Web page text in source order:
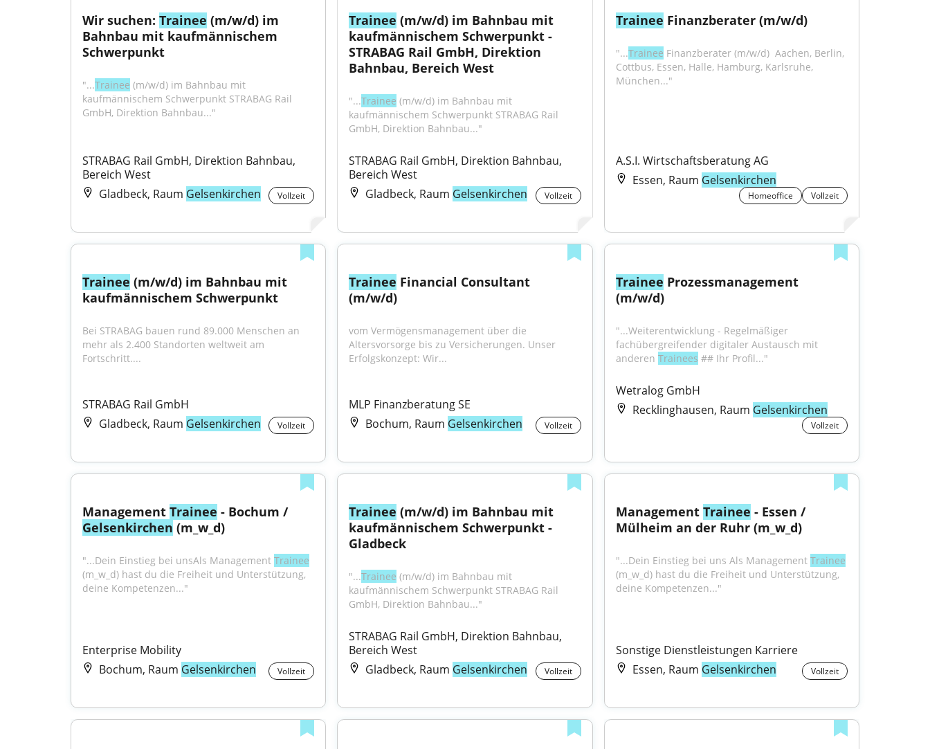
Wir suchen: Trainee (m/w/d) im
Bahnbau mit kaufmännischem
Schwerpunkt
"...Trainee (m/w/d) im Bahnbau mit
kaufmännischem Schwerpunkt STRABAG Rail
GmbH, Direktion Bahnbau..."
STRABAG Rail GmbH, Direktion Bahnbau,
Bereich West
Gladbeck, Raum Gelsenkirchen Vollzeit
Trainee (m/w/d) im Bahnbau mit
kaufmännischem Schwerpunkt -
STRABAG Rail GmbH, Direktion
Bahnbau, Bereich West
"...Trainee (m/w/d) im Bahnbau mit
kaufmännischem Schwerpunkt STRABAG Rail
GmbH, Direktion Bahnbau..."
STRABAG Rail GmbH, Direktion Bahnbau,
Bereich West
Gladbeck, Raum Gelsenkirchen Vollzeit
Trainee Finanzberater (m/w/d)
"...Trainee Finanzberater (m/w/d) ​ Aachen, Berlin,
Cottbus, Essen, Halle, Hamburg, Karlsruhe,
München..."
A.S.I. Wirtschaftsberatung AG
Essen, Raum Gelsenkirchen
Homeoffice Vollzeit
Trainee (m/w/d) im Bahnbau mit
kaufmännischem Schwerpunkt
Bei STRABAG bauen rund 89.000 Menschen an
mehr als 2.400 Standorten weltweit am
Fortschritt....
STRABAG Rail GmbH
Gladbeck, Raum Gelsenkirchen Vollzeit
Trainee Financial Consultant
(m/w/d)
vom Vermögensmanagement über die
Altersvorsorge bis zu Versicherungen. Unser
Erfolgskonzept: Wir...
MLP Finanzberatung SE
Bochum, Raum Gelsenkirchen Vollzeit
Trainee Prozessmanagement
(m/w/d)
"...Weiterentwicklung - Regelmäßiger
fachübergreifender digitaler Austausch mit
anderen Trainees ## Ihr Profil..."
Wetralog GmbH
Recklinghausen, Raum Gelsenkirchen
Vollzeit
Management Trainee
- Bochum /
Gelsenkirchen (m_w_d)
"...Dein Einstieg bei unsAls Management Trainee
(m_w_d) hast du die Freiheit und Unterstützung,
deine Kompetenzen..."
Enterprise Mobility
Bochum, Raum Gelsenkirchen Vollzeit
Trainee (m/w/d) im Bahnbau mit
kaufmännischem Schwerpunkt -
Gladbeck
"...Trainee (m/w/d) im Bahnbau mit
kaufmännischem Schwerpunkt STRABAG Rail
GmbH, Direktion Bahnbau..."
STRABAG Rail GmbH, Direktion Bahnbau,
Bereich West
Gladbeck, Raum Gelsenkirchen Vollzeit
Management Trainee - Essen /
Mülheim an der Ruhr (m_w_d)
"...Dein Einstieg bei uns Als Management Trainee
(m_w_d) hast du die Freiheit und Unterstützung,
deine Kompetenzen..."
Sonstige Dienstleistungen Karriere
Essen, Raum Gelsenkirchen Vollzeit